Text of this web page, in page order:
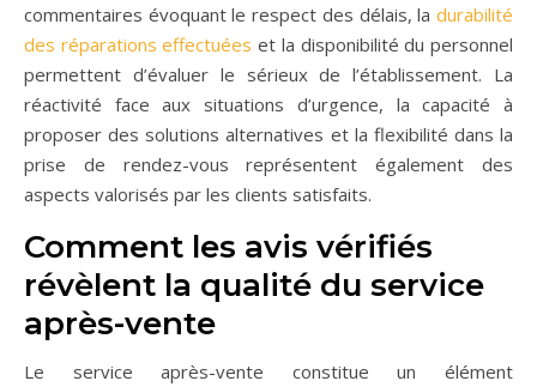
commentaires évoquant le respect des délais, la durabilité
des réparations effectuées et la disponibilité du personnel
permettent d’évaluer le sérieux de l’établissement. La
réactivité face aux situations d’urgence, la capacité à
proposer des solutions alternatives et la flexibilité dans la
prise de rendez-vous représentent également des
aspects valorisés par les clients satisfaits.
Comment les avis vérifiés
révèlent la qualité du service
après-vente
Le service après-vente constitue un élément